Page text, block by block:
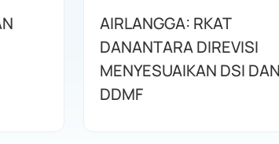
AIRLANGGA: RKAT
DANANTARA DIREVISI
MENYESUAIKAN DSI DAN
DDMF